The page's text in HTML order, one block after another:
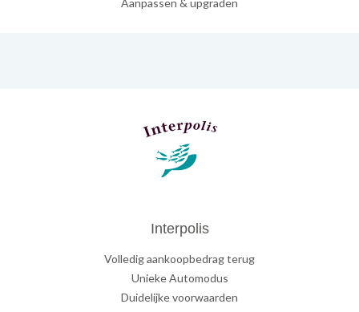
Aanpassen & upgraden
Interpolis
Volledig aankoopbedrag terug
Unieke Automodus
Duidelijke voorwaarden